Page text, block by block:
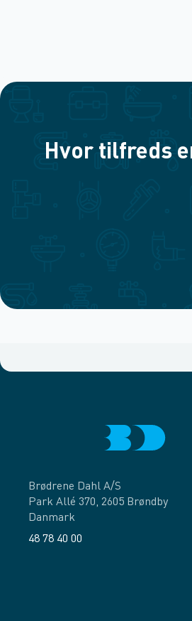
Hvor tilfreds
Brødrene Dahl A/S
Park Allé 370, 2605 Brøndby
Danmark
48 78 40 00